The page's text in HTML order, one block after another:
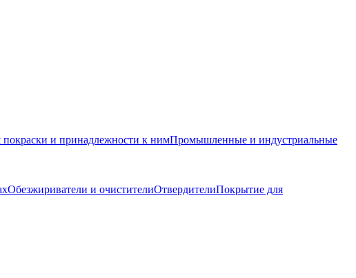
покраски и принадлежности к нимПромышленные и индустриальные
Обезжириватели и очистителиОтвердителиПокрытие для